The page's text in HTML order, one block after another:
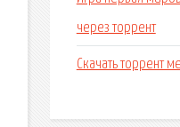
через торрент
Скачать торрент